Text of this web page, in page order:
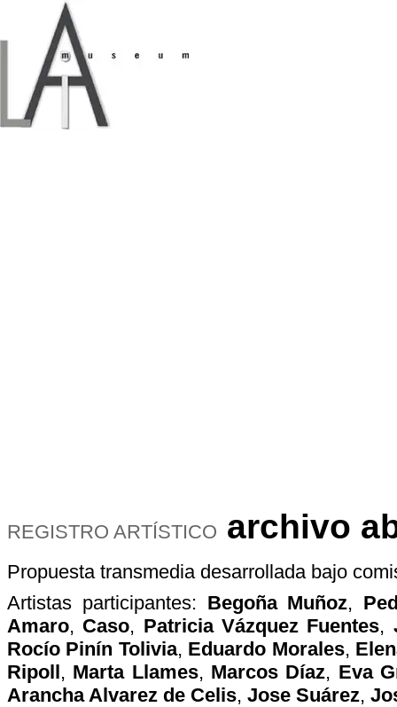
REGISTRO ARTÍSTICO archivo
Propuesta transmedia desarrollada bajo
Artistas participantes: Begoña Muñoz,
Amaro, Caso, Patricia Vázquez Fuentes,
Rocío Pinín Tolivia, Eduardo Morales,
Ripoll, Marta Llames, Marcos Díaz, Eva
Arancha Alvarez de Celis, Jose Suárez,